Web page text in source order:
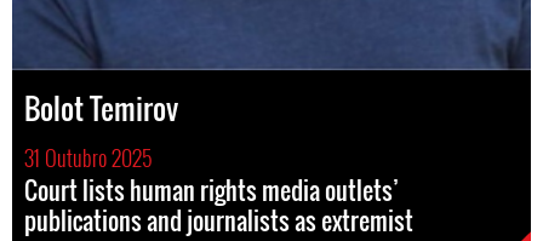
Bolot Temirov
31 Outubro 2025
Court lists human rights media outlets’
publications and journalists as extremist